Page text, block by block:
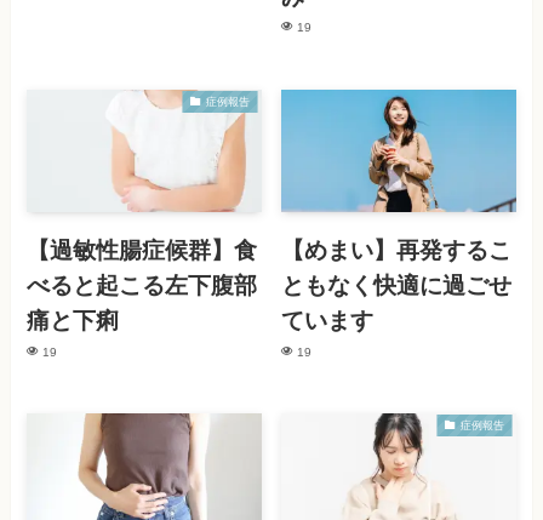
19
症例報告
【過敏性腸症候群】食
べると起こる左下腹部
痛と下痢
19
【めまい】再発するこ
ともなく快適に過ごせ
ています
19
症例報告